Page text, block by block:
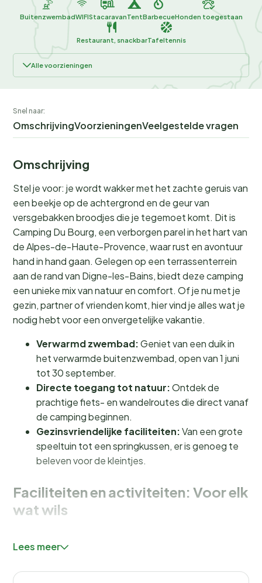
BuitenzwembadWIFIStacaravanTentBarbecueHonden toegestaan
Restaurant, snackbarTafeltennis
Alle voorzieningen
Snel naar:
OmschrijvingVoorzieningenVeelgestelde vragen
Omschrijving
Stel je voor: je wordt wakker met het zachte geruis van
een beekje op de achtergrond en de geur van
versgebakken broodjes die je tegemoet komt. Dit is
Camping Du Bourg, een verborgen parel in het hart van
de Alpes-de-Haute-Provence, waar rust en avontuur
hand in hand gaan. Gelegen op een terrassenterrein
aan de rand van Digne-les-Bains, biedt deze camping
een unieke mix van natuur en comfort. Of je nu met je
gezin, partner of vrienden komt, hier vind je alles wat je
nodig hebt voor een onvergetelijke vakantie.
Verwarmd zwembad:Geniet van een duik in
het verwarmde buitenzwembad, open van 1 juni
tot 30 september.
Directe toegang tot natuur:Ontdek de
prachtige fiets- en wandelroutes die direct vanaf
de camping beginnen.
Gezinsvriendelijke faciliteiten:Van een grote
speeltuin tot een springkussen, er is genoeg te
beleven voor de kleintjes.
Faciliteiten en activiteiten: Voor elk
wat wils
je vakantie compleet maken. Neem een verfrissende
uit voor een potje tennis op de
Lees meer